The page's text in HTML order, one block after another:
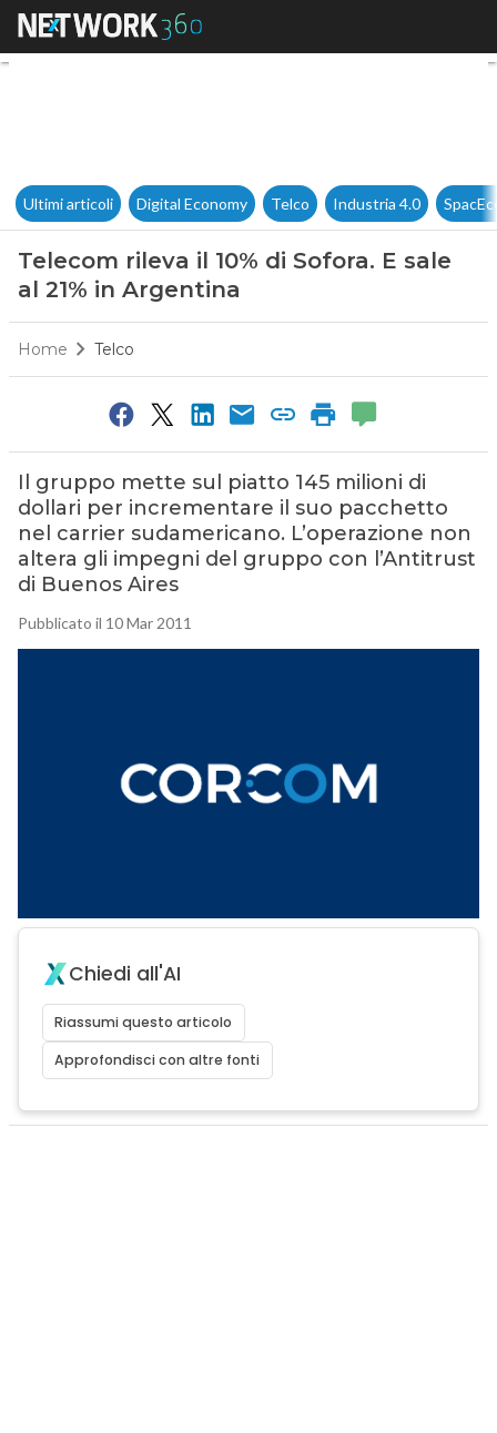
Telecom rileva il 10% di
Ultimi articoli Digital Economy Telco Industria 4.0
Telecom rileva il 10% di Sofora. E sale
al 21% in Argentina
Home Telco
Il gruppo mette sul piatto 145 milioni di
dollari per incrementare il suo pacchetto
nel carrier sudamericano. L’operazione non
altera gli impegni del gruppo con l’Antitrust
di Buenos Aires
Pubblicato il 10 Mar 2011
Chiedi all'AI
Riassumi questo articolo
Approfondisci con altre fonti